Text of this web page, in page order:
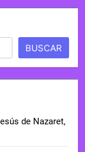
BUSCAR
de Nazaret,